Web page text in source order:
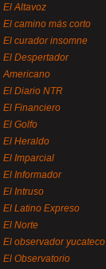
El Altavoz
El camino más corto
El curador insomne
El Despertador
Americano
El Diario NTR
El Financiero
El Golfo
El Heraldo
El Imparcial
El Informador
El Intruso
El Latino Expreso
El Norte
El observador yucateco
El Observatorio